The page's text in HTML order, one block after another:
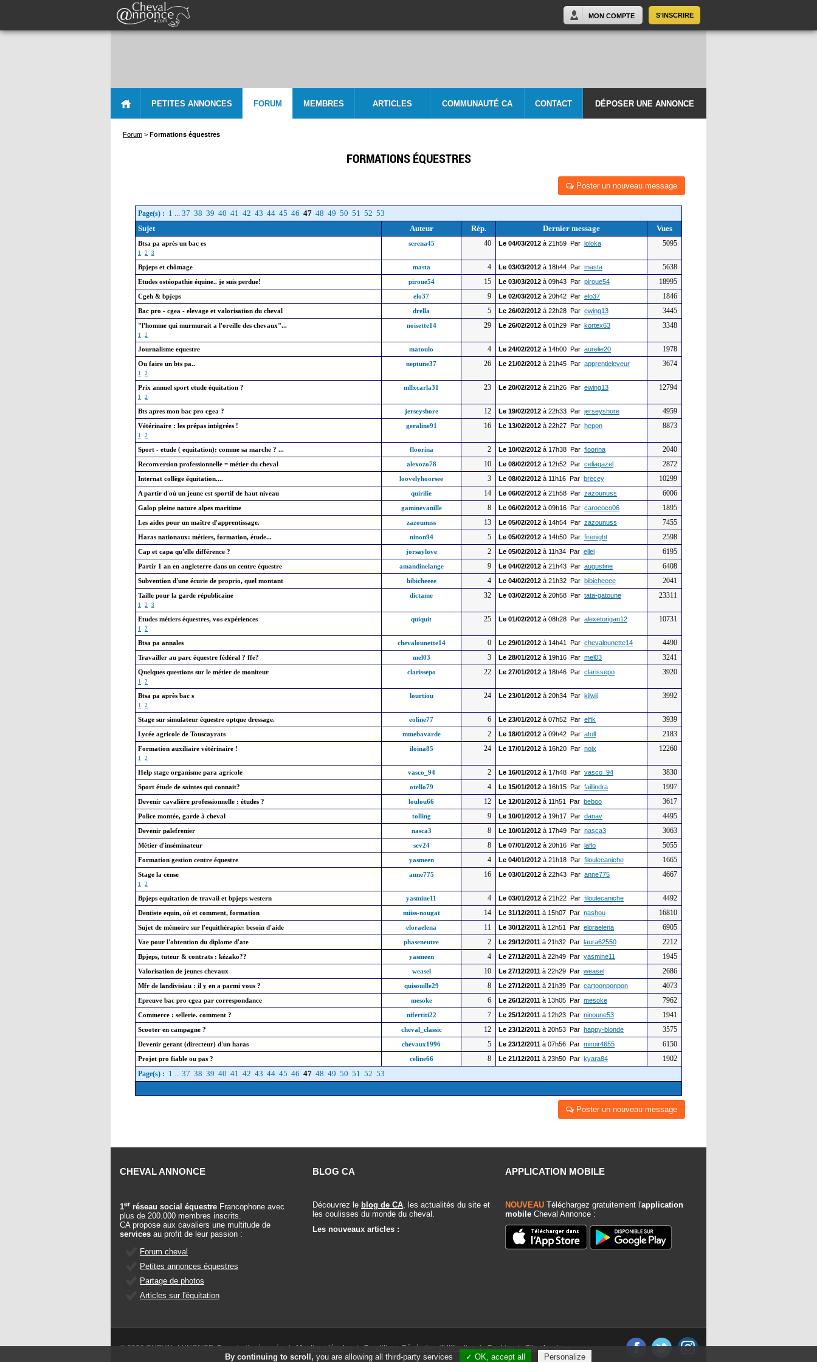
S'INSCRIRE
MON COMPTE
PETITES ANNONCES FORUM MEMBRES ARTICLES COMMUNAUTÉ CA CONTACT DÉPOSER UNE ANNONCE
Forum > Formations équestres
FORMATIONS ÉQUESTRES
Poster un nouveau message
Page(s) : 1 ... 37 38 39 40 41 42 43 44 45 46 47 48 49 50 51 52 53
Sujet
Auteur Rép. Dernier message Vues
Btsa pa après un bac es
1 2 3
serena45 40 Le 04/03/2012 à 21h59 Par loloka 5095
Bpjeps et chômage masta 4 Le 03/03/2012 à 18h44 Par masta 5638
Etudes ostéopathie équine.. je suis perdue! piroue54 15 Le 03/03/2012 à 09h43 Par piroue54 18995
Cgeh & bpjeps elo37 9 Le 02/03/2012 à 20h42 Par elo37 1846
Bac pro - cgea - elevage et valorisation du cheval drella 5 Le 26/02/2012 à 22h28 Par ewing13 3445
"l'homme qui murmurait a l'oreille des chevaux"...
1 2
noisette14 29 Le 26/02/2012 à 01h29 Par kortex63 3348
Journalisme equestre matoulo 4 Le 24/02/2012 à 14h00 Par aurelie20 1978
Ou faire un bts pa..
1 2
neptune37 26 Le 21/02/2012 à 21h45 Par apprentieleveur 3674
Prix annuel sport etude équitation ?
1 2
mllxcarla31 23 Le 20/02/2012 à 21h26 Par ewing13 12794
Bts apres mon bac pro cgea ? jerseyshore 12 Le 19/02/2012 à 22h33 Par jerseyshore 4959
Vétérinaire : les prépas intégrées !
1 2
geraline91 16 Le 13/02/2012 à 22h27 Par hepon 8873
Sport - etude ( equitation): comme sa marche ? ... floorina 2 Le 10/02/2012 à 17h38 Par floorina 2040
Reconversion professionnelle = métier du cheval alexozo78 10 Le 08/02/2012 à 12h52 Par celiagazel 2872
Internat collège équitation.... loovelyhoorsee 3 Le 08/02/2012 à 11h16 Par brecey 10299
A partir d'où un jeune est sportif de haut niveau quirilie 14 Le 06/02/2012 à 21h58 Par zazounuss 6006
Galop pleine nature alpes maritime gaminevanille 8 Le 06/02/2012 à 09h16 Par carococo06 1895
Les aides pour un maître d'apprentissage. zazounuss 13 Le 05/02/2012 à 14h54 Par zazounuss 7455
Haras nationaux: métiers, formation, étude... ninon94 5 Le 05/02/2012 à 14h50 Par firenight 2598
Cap et capa qu'elle différence ? jorsaylove 2 Le 05/02/2012 à 11h34 Par ellei 6195
Partir 1 an en angleterre dans un centre équestre amandinelange 9 Le 04/02/2012 à 21h43 Par augustine 6408
Subvention d'une écurie de proprio, quel montant bibicheeee 4 Le 04/02/2012 à 21h32 Par bibicheeee 2041
Taille pour la garde républicaine
1 2 3
dictame 32 Le 03/02/2012 à 20h58 Par tata-gatoune 23311
Etudes métiers équestres, vos expériences
1 2
quiquit 25 Le 01/02/2012 à 08h28 Par alexetorigan12 10731
Btsa pa annales chevalounette14 0 Le 29/01/2012 à 14h41 Par chevalounette14 4490
Travailler au parc équestre fédéral ? ffe? mel03 3 Le 28/01/2012 à 19h16 Par mel03 3241
Quelques questions sur le métier de moniteur
1 2
clarissepo 22 Le 27/01/2012 à 18h46 Par clarissepo 3920
Btsa pa après bac s
1 2
lourtiou 24 Le 23/01/2012 à 20h34 Par kiiwii 3992
Stage sur simulateur équestre optque dressage. eoline77 6 Le 23/01/2012 à 07h52 Par elfik 3939
Lycée agricole de Touscayrats mmebavarde 2 Le 18/01/2012 à 09h42 Par atoll 2183
Formation auxiliaire vétérinaire !
1 2
iloina85 24 Le 17/01/2012 à 16h20 Par noix 12260
Help stage organisme para agricole vasco_94 2 Le 16/01/2012 à 17h48 Par vasco_94 3830
Sport étude de saintes qui connait? otello79 4 Le 15/01/2012 à 16h15 Par faillindra 1997
Devenir cavalière professionnelle : études ? loulou66 12 Le 12/01/2012 à 11h51 Par beboo 3617
Police montée, garde à cheval tolling 9 Le 10/01/2012 à 19h17 Par danav 4495
Devenir palefrenier nasca3 8 Le 10/01/2012 à 17h49 Par nasca3 3063
Métier d'inséminateur sev24 8 Le 07/01/2012 à 20h16 Par laflo 5055
Formation gestion centre équestre yasmeen 4 Le 04/01/2012 à 21h18 Par filoulecaniche 1665
Stage la cense
1 2
anne775 16 Le 03/01/2012 à 22h43 Par anne775 4667
Bpjeps equitation de travail et bpjeps western yasmine11 4 Le 03/01/2012 à 21h22 Par filoulecaniche 4492
Dentiste equin, où et comment, formation miiss-nougat 14 Le 31/12/2011 à 15h07 Par nashou 16810
Sujet de mémoire sur l'equithérapie: besoin d'aide eloraelena 11 Le 30/12/2011 à 12h51 Par eloraelena 6905
Vae pour l'obtention du diplome d'ate phaseneutre 2 Le 29/12/2011 à 21h32 Par laura62550 2212
Bpjeps, tuteur & contrats : kézako?? yasmeen 4 Le 27/12/2011 à 22h49 Par yasmine11 1945
Valorisation de jeunes chevaux weasel 10 Le 27/12/2011 à 22h29 Par weasel 2686
Mfr de landivisiau : il y en a parmi vous ? quisouille29 8 Le 27/12/2011 à 21h39 Par cartoonponpon 4073
Epreuve bac pro cgea par correspondance mesoke 6 Le 26/12/2011 à 13h05 Par mesoke 7962
Commerce : sellerie. comment ? nifertiti22 7 Le 25/12/2011 à 12h23 Par ninoune53 1941
Scooter en campagne ? cheval_classic 12 Le 23/12/2011 à 20h53 Par happy-blonde 3575
Devenir gerant (directeur) d'un haras chevaux1996 5 Le 23/12/2011 à 07h56 Par miroir4655 6150
Projet pro fiable ou pas ? celine66 8 Le 21/12/2011 à 23h50 Par kyara84
1902
Page(s) : 1 ... 37 38 39 40 41 42 43 44 45 46 47 48 49 50 51 52 53
Poster un nouveau message
CHEVAL ANNONCE
1er réseau social équestre Francophone avec
plus de 200.000 membres inscrits.
CA propose aux cavaliers une multitude de
services au profit de leur passion :
Forum cheval
Petites annonces équestres
Partage de photos
Articles sur l'équitation
BLOG CA
Découvrez le blog de CA, les actualités du site et
les coulisses du monde du cheval.
Les nouveaux articles :
APPLICATION MOBILE
NOUVEAU Téléchargez gratuitement l'application
mobile Cheval Annonce :
© 2026 CHEVAL ANNONCE. Tous droits réservés. | Mentions légales | Conditions Générales d'Utilisation|Cookies|Site classique
By continuing to scroll, you are allowing all third-party services ✓ OK, accept all Personalize